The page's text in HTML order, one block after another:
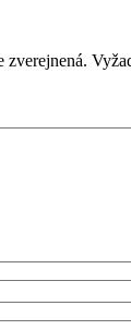
zverejnená.